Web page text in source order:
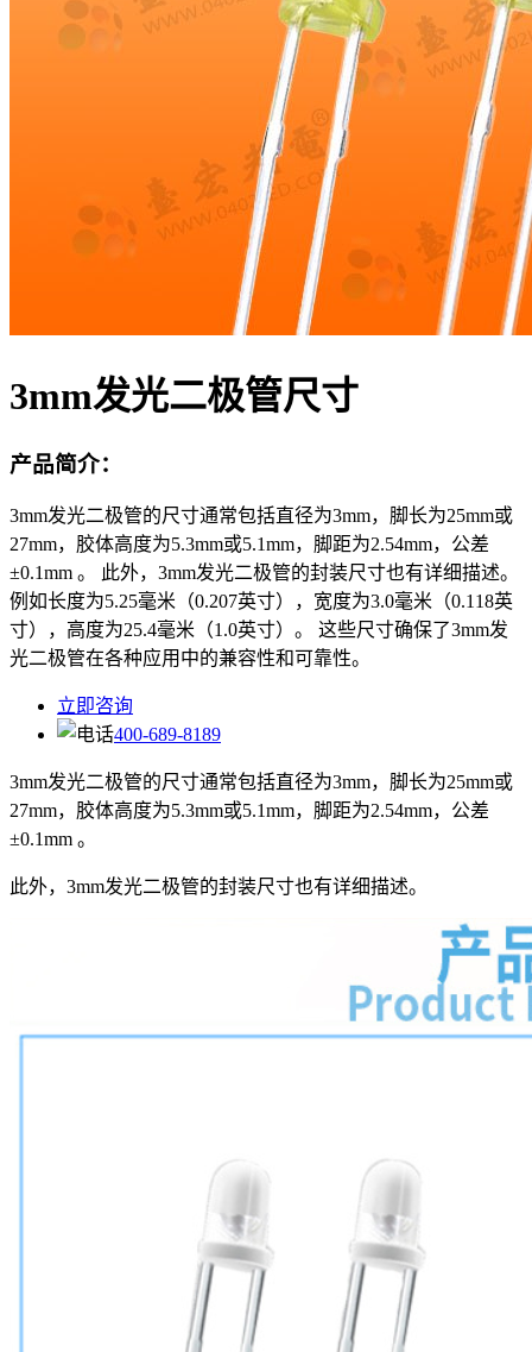
3mm发光二极管尺寸
产品简介：
3mm发光二极管的尺寸通常包括直径为3mm，脚长为25mm或
27mm，胶体高度为5.3mm或5.1mm，脚距为2.54mm，公差
±0.1mm 。 此外，3mm发光二极管的封装尺寸也有详细描述。
例如长度为5.25毫米（0.207英寸），宽度为3.0毫米（0.118英
寸），高度为25.4毫米（1.0英寸）。 这些尺寸确保了3mm发
光二极管在各种应用中的兼容性和可靠性。
立即咨询
400-689-8189
3mm发光二极管的尺寸通常包括直径为3mm，脚长为25mm或
27mm，胶体高度为5.3mm或5.1mm，脚距为2.54mm，公差
±0.1mm 。
此外，3mm发光二极管的封装尺寸也有详细描述。